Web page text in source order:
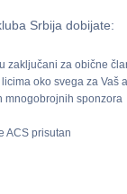
Srbija dobijate:
zaključani za obične
oko svega za Vaš
mnogobrojnih sponzora
ACS prisutan